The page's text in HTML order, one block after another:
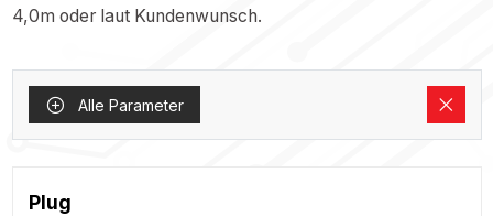
4,0m oder laut Kundenwunsch.
Alle Parameter
Plug